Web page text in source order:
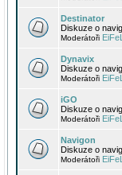
Destinator
Diskuze o
Moderátoři
Dynavix
Diskuze o
Moderátoři
iGO
Diskuze o
Moderátoři
Navigon
Diskuze o
Moderátoři